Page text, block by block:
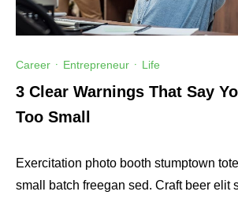
Career · Entrepreneur · Life
3 Clear Warnings That Say
Too Small
Exercitation photo booth stumptown
small batch freegan sed. Craft beer elit